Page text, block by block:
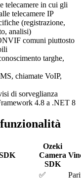
telecamere in cui gli
telecamere IP
(registrazione,
analisi)
comuni piuttosto
targhe,
chiamate VoIP,
di sorveglianza
4.8 a .NET 8
Ozeki
Camera
SDK
✅